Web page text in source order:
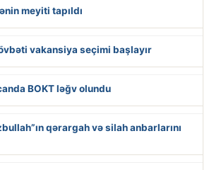
meyiti tapıldı
vakansiya seçimi başlayır
BOKT ləğv olundu
qərargah və silah anbarlarını